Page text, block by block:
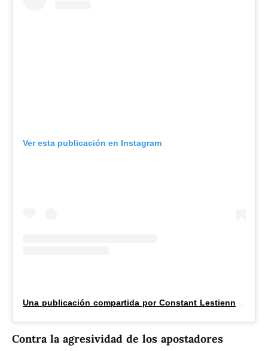
Ver esta publicación en Instagram
Una publicación compartida por Constant Lestienne (@constantlestienne)
Contra la agresividad de los apostadores